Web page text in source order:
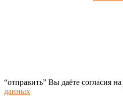
“отправить” Вы даёте согласия на
данных